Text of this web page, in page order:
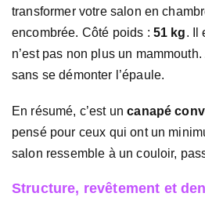
transformer votre salon en
encombrée. Côté poids : 51 kg. Il
n’est pas non plus un
sans se démonter l’épaule.
En résumé, c’est uncanapé
pensé pour ceux qui ont un
salon ressemble à un couloir,
Structure, revêtement et